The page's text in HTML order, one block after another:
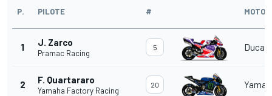
P. PILOTE # MOTO
1 J. Zarco
Pramac Racing
5 Ducati
2 F. Quartararo
Yamaha Factory Racing
20